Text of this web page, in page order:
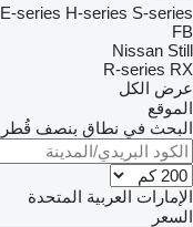
E-series H-series S-series
FB
Nissan Still
R-series RX
عرض الكل
الموقع
البحث في نطاق بنصف قُطر
الإمارات العربية المتحدة
السعر